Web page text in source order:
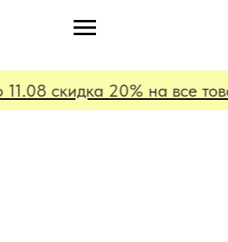
скидка 20% на все